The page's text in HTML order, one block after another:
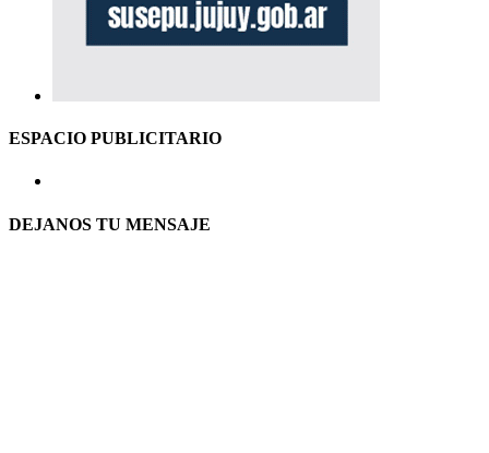
ESPACIO PUBLICITARIO
DEJANOS TU MENSAJE